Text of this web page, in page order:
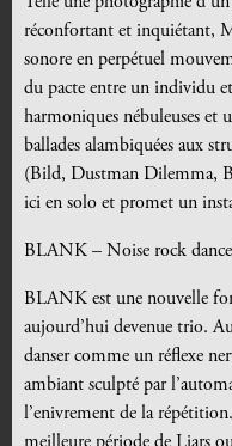
réconfortant et inquiétant,
sonore en perpétuel
du pacte entre un individu
harmoniques nébuleuses et
ballades alambiquées aux
(Bild, Dustman Dilemma,
ici en solo et promet un
BLANK – Noise rock
BLANK est une nouvelle
aujourd’hui devenue trio.
danser comme un réflexe
ambiant sculpté par
l’enivrement de la